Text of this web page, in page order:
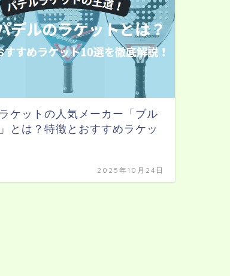
ケットの人気メーカー「ブル
とは？特徴とおすすめラケッ
2025年10月24日